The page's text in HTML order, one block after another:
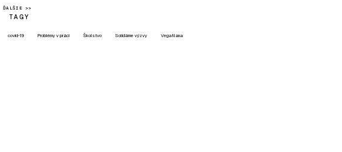
ĎALŠIE >>
TAGY
covid-19 Problémy v práci Školstvo Solidárne výzvy VegaNana